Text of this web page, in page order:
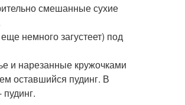
смешанные сухие
немного загустеет) под
и нарезанные кружочками
оставшийся пудинг. В